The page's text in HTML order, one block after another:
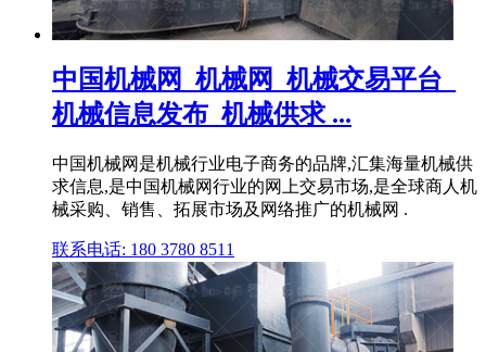
中国机械网_机械网_机械交易平台_
机械信息发布_机械供求 ...
中国机械网是机械行业电子商务的品牌,汇集海量机械供
求信息,是中国机械网行业的网上交易市场,是全球商人机
械采购、销售、拓展市场及网络推广的机械网 .
联系电话: 180 3780 8511